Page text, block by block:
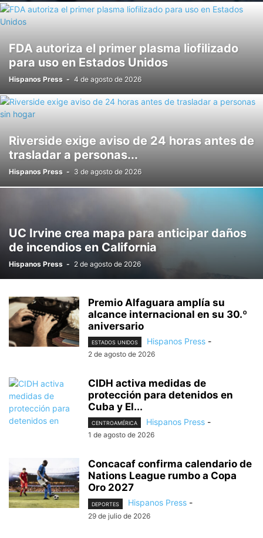
FDA autoriza el primer plasma liofilizado
para uso en Estados Unidos
Hispanos Press - 4 de agosto de 2026
Riverside exige aviso de 24 horas antes de
trasladar a personas...
Hispanos Press - 3 de agosto de 2026
UC Irvine crea mapa para anticipar daños
de incendios en California
Hispanos Press - 2 de agosto de 2026
Premio Alfaguara amplía su
alcance internacional en su 30.º
aniversario
ESTADOS UNIDOS Hispanos Press -
2 de agosto de 2026
CIDH activa medidas de
protección para detenidos en
Cuba y El...
CENTROAMÉRICA Hispanos Press -
1 de agosto de 2026
Concacaf confirma calendario de
Nations League rumbo a Copa
Oro 2027
DEPORTES Hispanos Press -
29 de julio de 2026